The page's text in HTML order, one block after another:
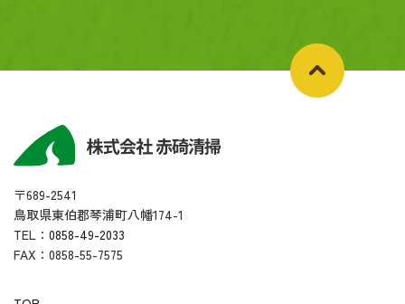
〒689-2541
鳥取県東伯郡琴浦町八幡174-1
TEL： 0858-49-2033
FAX：0858-55-7575